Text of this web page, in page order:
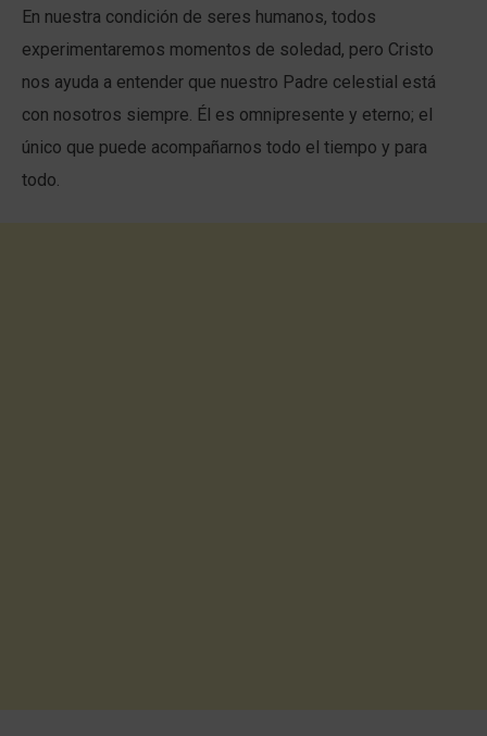
En nuestra condición de seres humanos, todos
experimentaremos momentos de soledad, pero Cristo
nos ayuda a entender que nuestro Padre celestial está
con nosotros siempre. Él es omnipresente y eterno; el
único que puede acompañarnos todo el tiempo y para
todo.